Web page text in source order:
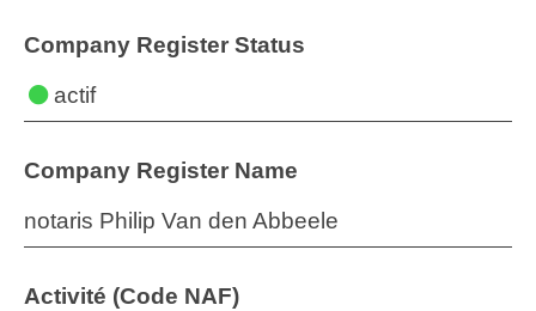
Company Register Status
actif
Company Register Name
notaris Philip Van den Abbeele
Activité (Code NAF)